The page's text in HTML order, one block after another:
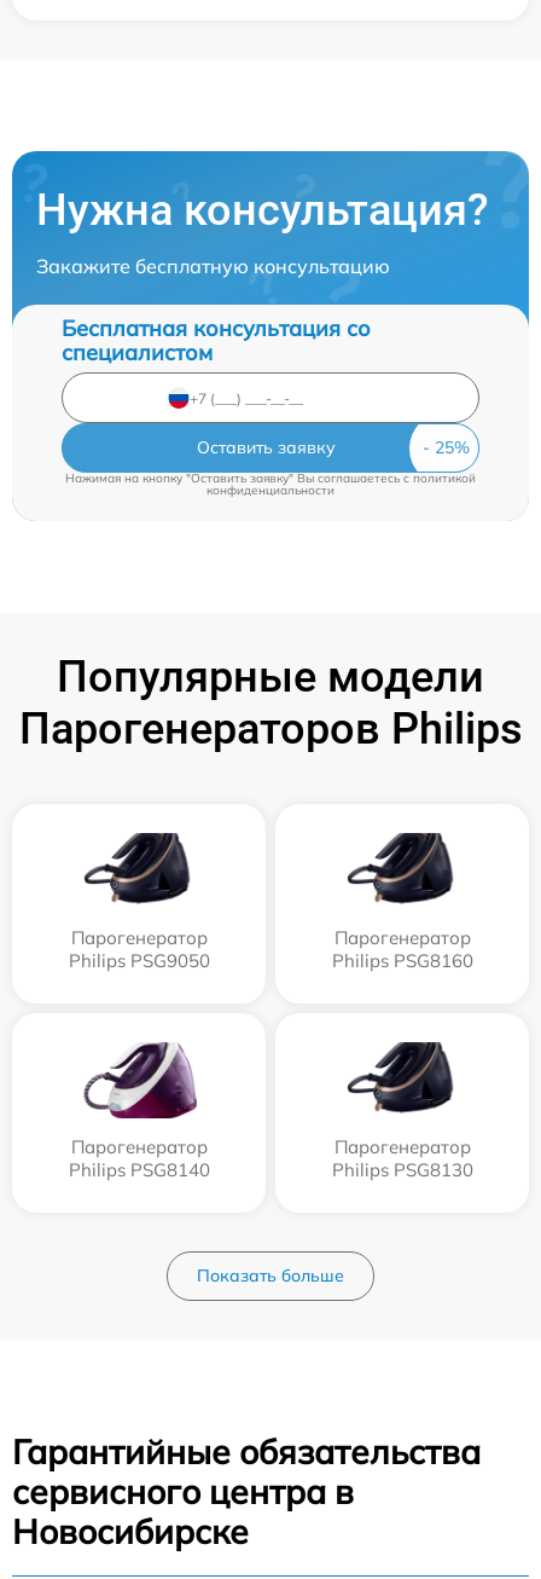
Нужна консультация?
Закажите бесплатную консультацию
Бесплатная консультация со
специалистом
Оставить заявку
Нажимая на кнопку "Оставить заявку" Вы соглашаетесь c политикой
конфиденциальности
Популярные модели
Парогенераторов Philips
Парогенератор
Philips PSG9050
Парогенератор
Philips PSG8160
Парогенератор
Philips PSG8140
Парогенератор
Philips PSG8130
Показать больше
Гарантийные обязательства
сервисного центра в
Новосибирске